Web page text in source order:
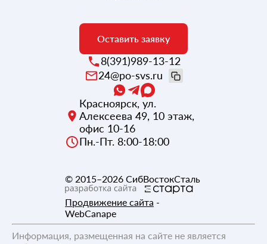
Оставить заявку
8(391)989-13-12
24@po-svs.ru
Красноярск, ул.
Алексеева 49, 10 этаж,
офис 10-16
Пн.-Пт. 8:00-18:00
© 2015–2026 СибВостокСталь
Продвижение сайта -
WebCanape
Информация, размещенная на сайте не является